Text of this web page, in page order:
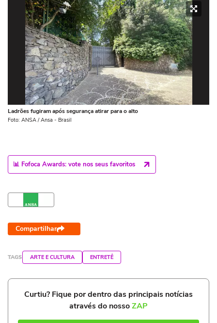
Ladrões fugiram após segurança atirar para o alto
Foto: ANSA / Ansa - Brasil
📊 Fofoca Awards: vote nos seus favoritos
Compartilhar
TAGS ARTE E CULTURA ENTRETÊ
Curtiu? Fique por dentro das principais notícias
através do nossoZAP